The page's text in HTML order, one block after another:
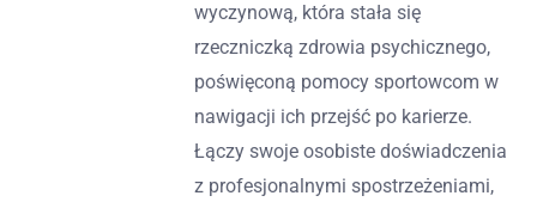
wyczynową, która stała się
rzeczniczką zdrowia psychicznego,
poświęconą pomocy sportowcom w
nawigacji ich przejść po karierze.
Łączy swoje osobiste doświadczenia
z profesjonalnymi spostrzeżeniami,